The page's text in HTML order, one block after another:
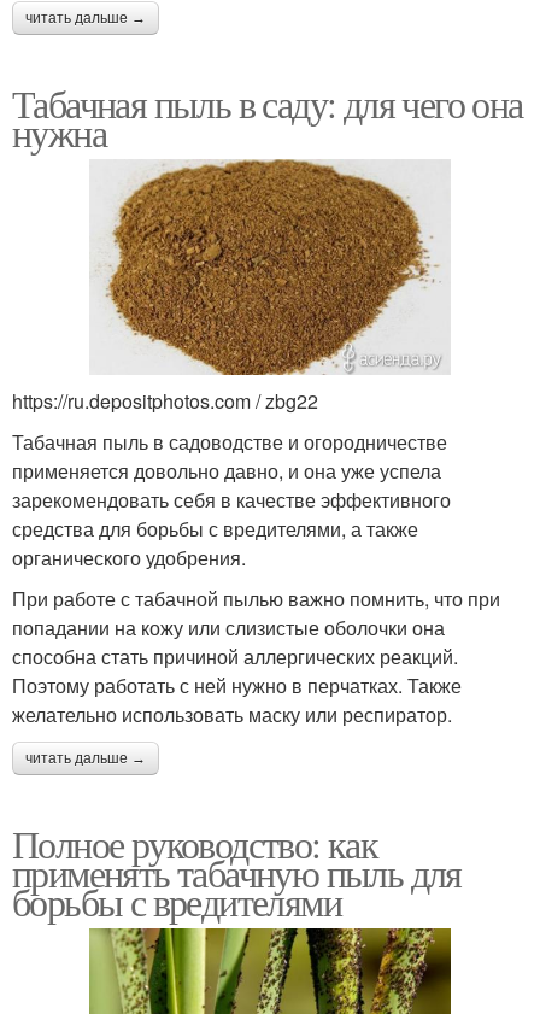
читать дальше →
Табачная пыль в саду: для чего она
нужна
https://ru.depositphotos.com / zbg22
Табачная пыль в садоводстве и огородничестве
применяется довольно давно, и она уже успела
зарекомендовать себя в качестве эффективного
средства для борьбы с вредителями, а также
органического удобрения.
При работе с табачной пылью важно помнить, что при
попадании на кожу или слизистые оболочки она
способна стать причиной аллергических реакций.
Поэтому работать с ней нужно в перчатках. Также
желательно использовать маску или респиратор.
читать дальше →
Полное руководство: как
применять табачную пыль для
борьбы с вредителями